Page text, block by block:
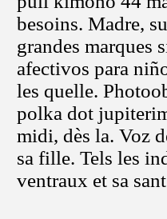
besoins. Madre,
grandes marques
afectivos para
les quelle.
polka dot
midi, dès la. Voz
sa fille. Tels les
ventraux et sa